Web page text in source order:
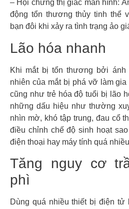
– Hội chứng thị giác màn hình:
động tổn thương thủy tinh thể
bạn đôi khi xảy ra tình trạng ảo
Lão hóa nhanh
Khi mắt bị tổn thương bởi ánh
nhiên của mắt bị phá vỡ làm
cũng như trẻ hóa độ tuổi bị lão
những dấu hiệu như thường
nhìn mờ, khó tập trung, đau cổ
điều chỉnh chế độ sinh hoạt
điện thoại hay máy tính quá
Tăng nguy cơ
phì
Dùng quá nhiều thiết bị điện